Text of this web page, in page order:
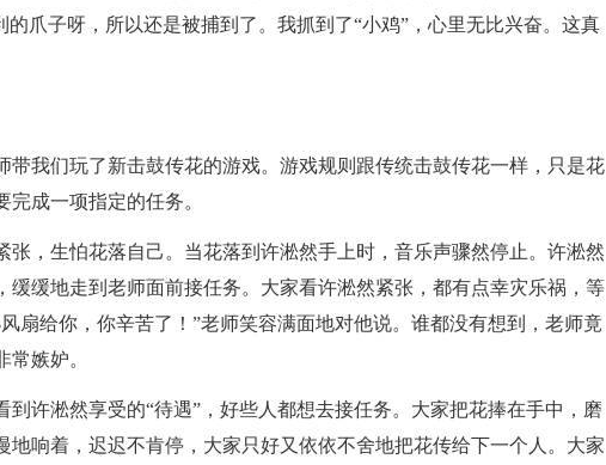
的爪子呀，所以还是被捕到了。我抓到了“小鸡”，心里无比兴奋。这真
我们玩了新击鼓传花的游戏。游戏规则跟传统击鼓传花一样，只是花
成一项指定的任务。
，生怕花落自己。当花落到许淞然手上时，音乐声骤然停止。许淞然
缓缓地走到老师面前接任务。大家看许淞然紧张，都有点幸灾乐祸，等
扇给你，你辛苦了！”老师笑容满面地对他说。谁都没有想到，老师竟
嫉妒。
许淞然享受的“待遇”，好些人都想去接任务。大家把花捧在手中，磨
地响着，迟迟不肯停，大家只好又依依不舍地把花传给下一个人。大家